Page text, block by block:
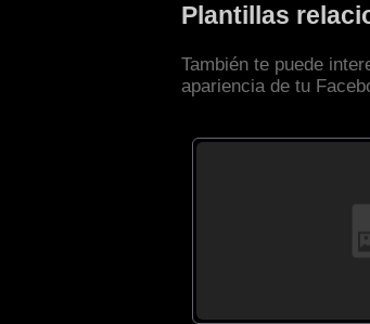
Plantillas
También te puede
apariencia de tu